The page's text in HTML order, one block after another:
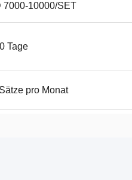
7000-10000/SET
Tage
pro Monat